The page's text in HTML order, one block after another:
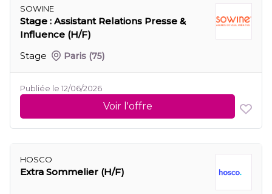
SOWINE
Stage : Assistant Relations Presse &
Influence (H/F)
Stage
Paris (75)
Publiée le 12/06/2026
Voir l'offre
HOSCO
Extra Sommelier (H/F)